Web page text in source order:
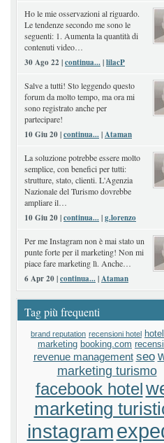
Ho le mie osservazioni al riguardo.
Le tendenze secondo me sono le
seguenti: 1. Aumenta la quantità di
contenuti video…
30 Ago 22 |continua...|lilacP
Salve a tutti! Sto leggendo questo
forum da molto tempo, ma ora mi
sono registrato anche per
partecipare!
10 Giu 20 |continua...|Ataman
La soluzione potrebbe essere molto
semplice, con benefici per tutti:
strutture, stato, clienti. L'Agenzia
Nazionale del Turismo dovrebbe
ampliare il…
10 Giu 20 |continua...|g.lorenzo
Per me Instagram non è mai stato un
punte forte per il marketing! Non mi
piace fare marketing lì. Anche…
6 Apr 20 |continua...|Ataman
Tag più frequenti
brand reputation recensioni hotel
marketing booking.com
revenue management seo
marketing turismo
facebook hotel
marketing
instagram